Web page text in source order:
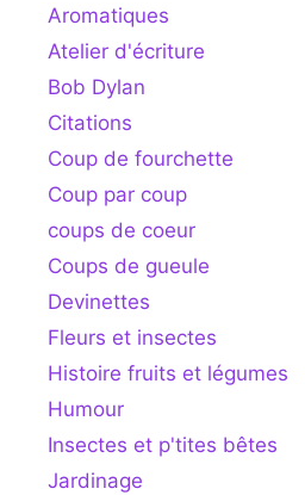
Aromatiques
Atelier d'écriture
Bob Dylan
Citations
Coup de fourchette
Coup par coup
coups de coeur
Coups de gueule
Devinettes
Fleurs et insectes
Histoire fruits et légumes
Humour
Insectes et p'tites bêtes
Jardinage